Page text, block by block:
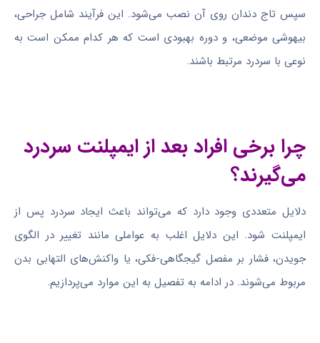
سپس تاج دندان روی آن نصب می‌شود. این فرآیند شامل جراحی،
بیهوشی موضعی، و دوره بهبودی است که هر کدام ممکن است به
نوعی با سردرد مرتبط باشند.
چرا برخی افراد بعد از ایمپلنت سردرد
می‌گیرند؟
دلایل متعددی وجود دارد که می‌تواند باعث ایجاد سردرد پس از
ایمپلنت شود. این دلایل اغلب به عواملی مانند تغییر در الگوی
جویدن، فشار بر مفصل گیجگاهی-فکی، یا واکنش‌های التهابی بدن
مربوط می‌شوند. در ادامه به تفصیل به این موارد می‌پردازیم.